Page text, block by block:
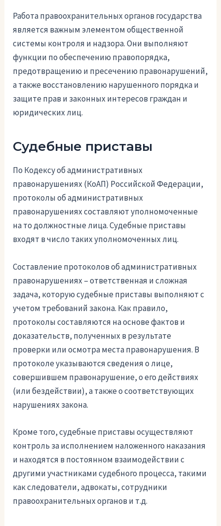
Работа правоохранительных органов государства
является важным элементом общественной
системы контроля и надзора. Они выполняют
функции по обеспечению правопорядка,
предотвращению и пресечению правонарушений,
а также восстановлению нарушенного порядка и
защите прав и законных интересов граждан и
юридических лиц.
Судебные приставы
По Кодексу об административных
правонарушениях (КоАП) Российской Федерации,
протоколы об административных
правонарушениях составляют уполномоченные
на то должностные лица. Судебные приставы
входят в число таких уполномоченных лиц.
Составление протоколов об административных
правонарушениях – ответственная и сложная
задача, которую судебные приставы выполняют с
учетом требований закона. Как правило,
протоколы составляются на основе фактов и
доказательств, полученных в результате
проверки или осмотра места правонарушения. В
протоколе указываются сведения о лице,
совершившем правонарушение, о его действиях
(или бездействии), а также о соответствующих
нарушениях закона.
Кроме того, судебные приставы осуществляют
контроль за исполнением наложенного наказания
и находятся в постоянном взаимодействии с
другими участниками судебного процесса, такими
как следователи, адвокаты, сотрудники
правоохранительных органов и т.д.